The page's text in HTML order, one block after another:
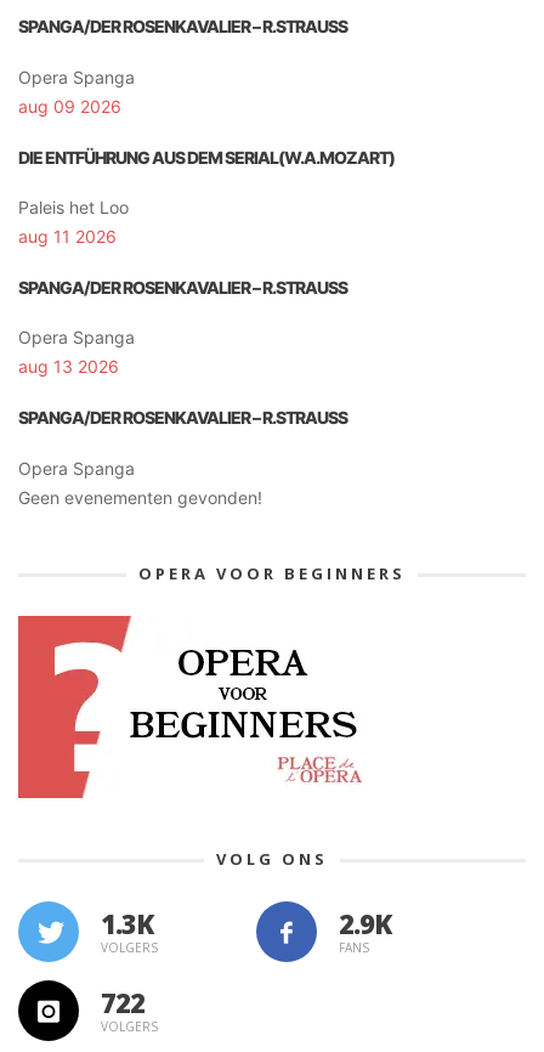
SPANGA/DER ROSENKAVALIER – R.STRAUSS
Opera Spanga
aug 09 2026
DIE ENTFÜHRUNG AUS DEM SERIAL(W.A.MOZART)
Paleis het Loo
aug 11 2026
SPANGA/DER ROSENKAVALIER – R.STRAUSS
Opera Spanga
aug 13 2026
SPANGA/DER ROSENKAVALIER – R.STRAUSS
Opera Spanga
Geen evenementen gevonden!
OPERA VOOR BEGINNERS
VOLG ONS
1.3K
VOLGERS FANS
722
VOLGERS